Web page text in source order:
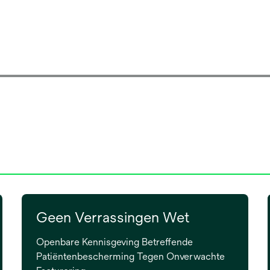
Geen Verrassingen Wet
Openbare Kennisgeving Betreffende
Patiëntenbescherming Tegen Onverwachte